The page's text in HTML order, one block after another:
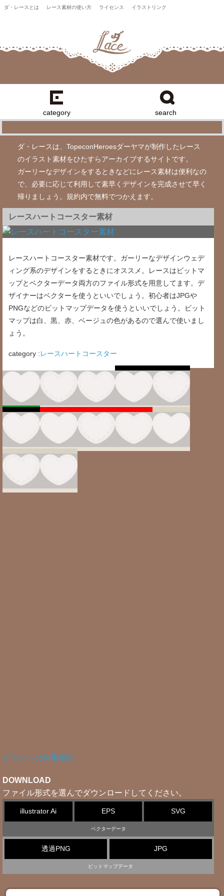
ダ・レースとは レース素材の使い方 ライセンス イラストリンク
category search
ダ・レースは、TopeconHeroesダーヤマが制作したレース
のイラスト素材をひたすらアーカイブするサイトです。
ガーリーなデザインをするときなどにレース素材は便利なの
で、必要に応じて利用して素早くデザインを完成させて早く
帰りましょう。規約内で無料でつかえます。
レースハートコースター素材
レースハートコースター素材です。ガーリーなデザインウェデ
ィング系のデザインをするときにオススメ。レースはビットマ
ップとベクターデータ両方のファイル形式を用意してます。デ
ザイナーはベクターを使うといいでしょう。初心者はJPGや
PNGなどのビットマップデータを使うといいでしょう。ビット
マップは白、黒、赤、ベージュの色があるので選んで使いまし
ょう。
category : レースハートコースター
イラストの利用規約
DOWNLOAD
ファイル形式を選んでダウンロードしてください。
illustrator Ai EPS SVG
ベクターデータ
透過PNG JPG
ビットマップデータ